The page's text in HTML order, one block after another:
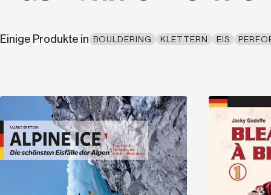
Einige Produkte in BOULDERING KLETTERN EIS
Entdecken